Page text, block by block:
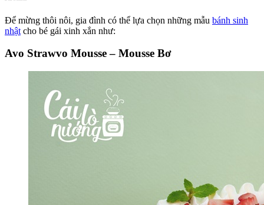
Để mừng thôi nôi, gia đình có thể lựa chọn những mẫu bánh sinh
nhật cho bé gái xinh xắn như:
Avo Strawvo Mousse – Mousse Bơ